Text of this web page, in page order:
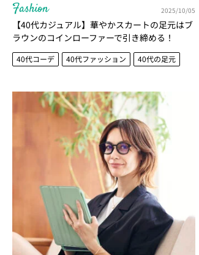
Fashion 2025/10/05
【40代カジュアル】華やかスカートの足元はブ
ラウンのコインローファーで引き締める！
40代コーデ 40代ファッション 40代の足元